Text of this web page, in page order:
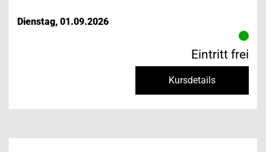
Dienstag, 01.09.2026
Eintritt frei
Kursdetails